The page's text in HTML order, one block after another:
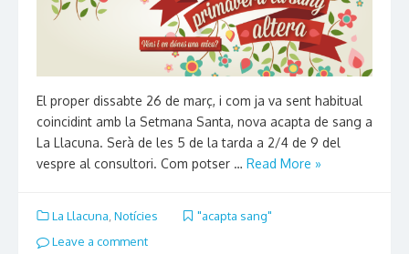
El proper dissabte 26 de març, i com ja va sent habitual
coincidint amb la Setmana Santa, nova acapta de sang a
La Llacuna. Serà de les 5 de la tarda a 2/4 de 9 del
vespre al consultori. Com potser … Read More »
La Llacuna Notícies
"acapta sang"
Leave a comment